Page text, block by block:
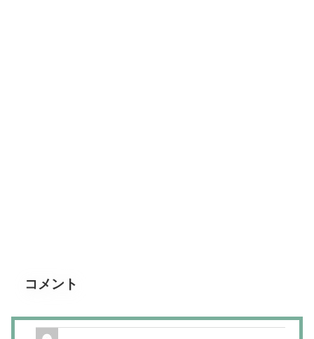
コメント